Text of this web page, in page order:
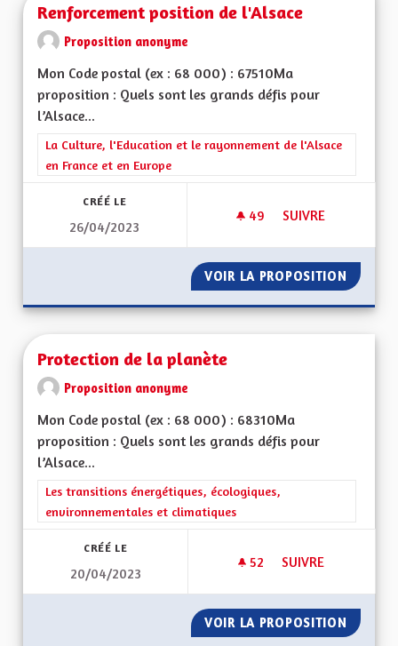
Renforcement position de l'Alsace
Proposition anonyme
Mon Code postal (ex : 68 000) : 67510Ma
proposition : Quels sont les grands défis pour
l’Alsace...
Filtrer les résultats de la catégorie : La Culture, l'Education et
La Culture, l'Education et le rayonnement de l'Alsace
en France et en Europe
CRÉÉ LE
26/04/2023
49 49 ABONNÉS
SUIVRE
VOIR LA PROPOSITION
Protection de la planète
Proposition anonyme
Mon Code postal (ex : 68 000) : 68310Ma
proposition : Quels sont les grands défis pour
l’Alsace...
Filtrer les résultats de la catégorie : Les transitions
Les transitions énergétiques, écologiques,
environnementales et climatiques
CRÉÉ LE
20/04/2023
52 52 ABONNÉS
SUIVRE
VOIR LA PROPOSITION